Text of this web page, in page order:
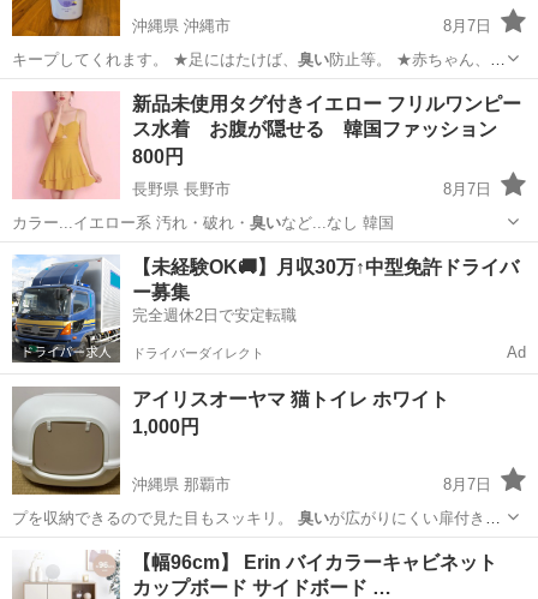
沖縄県 沖縄市
8月7日
キープしてくれます。 ★足にはたけば、 臭い防止等。 ★赤ちゃん、子
供から大人、お…
沖縄 沖縄市 ベビー用品
新品未使用タグ付きイエロー フリルワンピー
ス水着 お腹が隠せる 韓国ファッション
800円
長野県 長野市
8月7日
カラー...イエロー系 汚れ・破れ・ 臭いなど...なし 韓国
長野 長野市 その他
【未経験OK🚚】月収30万↑中型免許ドライバ
ー募集
完全週休2日で安定転職
ドライバーダイレクト Ad
アイリスオーヤマ 猫トイレ ホワイト
1,000円
沖縄県 那覇市
8月7日
プを収納できるので見た目もスッキリ。 臭いが広がりにくい扉付きフ
ルカバーを採用。…
沖縄 那覇市 その他 アイリスオーヤマ
【幅96cm】 Erin バイカラーキャビネット
カップボード サイドボード …